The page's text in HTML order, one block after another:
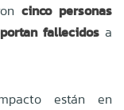
cinco personas
fallecidosa
están en